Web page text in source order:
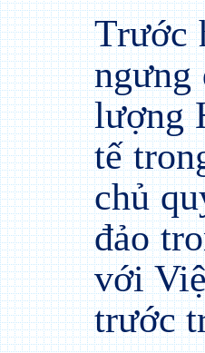
Trước
ngưng
lượng
tế
chủ
đảo
với
trước